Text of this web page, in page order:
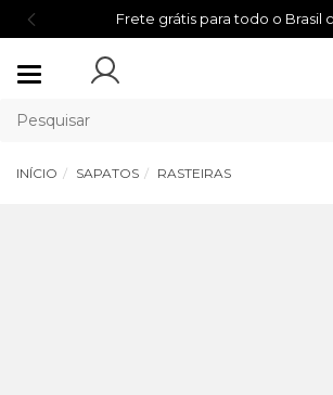
Frete grátis para todo o Brasil
Mudar
INÍCIO SAPATOS RASTEIRAS